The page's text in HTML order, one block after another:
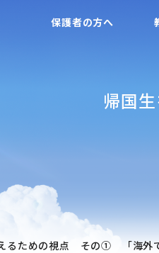
保護者の方へ
帰国
るための視点 その① 「海外で